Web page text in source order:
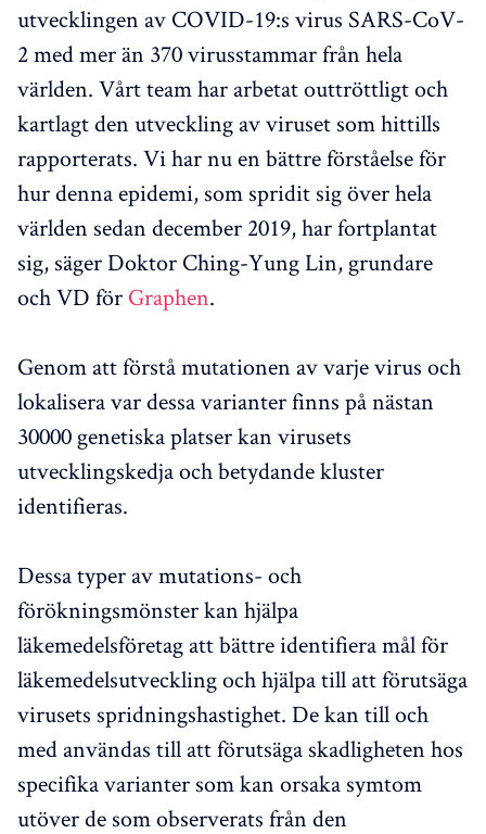
utvecklingen av COVID-19:s virus SARS-CoV-
2 med mer än 370 virusstammar från hela
världen. Vårt team har arbetat outtröttligt och
kartlagt den utveckling av viruset som hittills
rapporterats. Vi har nu en bättre förståelse för
hur denna epidemi, som spridit sig över hela
världen sedan december 2019, har fortplantat
sig, säger Doktor Ching-Yung Lin, grundare
och VD för Graphen.
Genom att förstå mutationen av varje virus och
lokalisera var dessa varianter finns på nästan
30000 genetiska platser kan virusets
utvecklingskedja och betydande kluster
identifieras.
Dessa typer av mutations- och
förökningsmönster kan hjälpa
läkemedelsföretag att bättre identifiera mål för
läkemedelsutveckling och hjälpa till att förutsäga
virusets spridningshastighet. De kan till och
med användas till att förutsäga skadligheten hos
specifika varianter som kan orsaka symtom
utöver de som observerats från den